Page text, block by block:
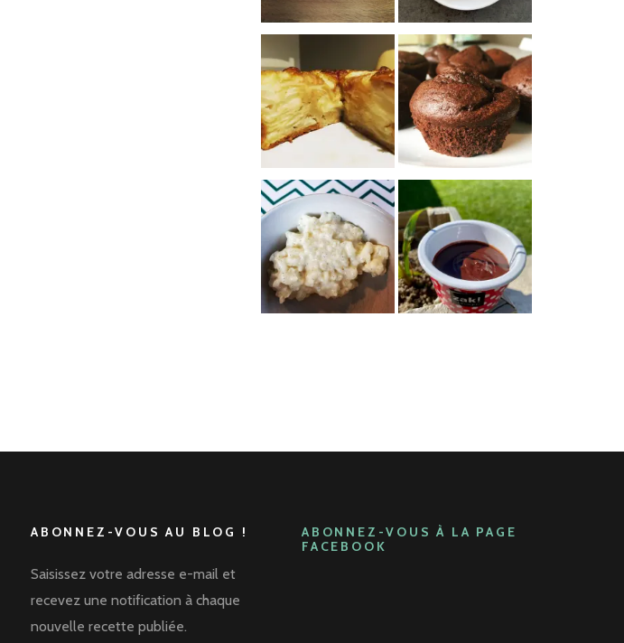
ABONNEZ-VOUS AU BLOG !
Saisissez votre adresse e-mail et
recevez une notification à chaque
nouvelle recette publiée.
ABONNEZ-VOUS À LA PAGE
FACEBOOK